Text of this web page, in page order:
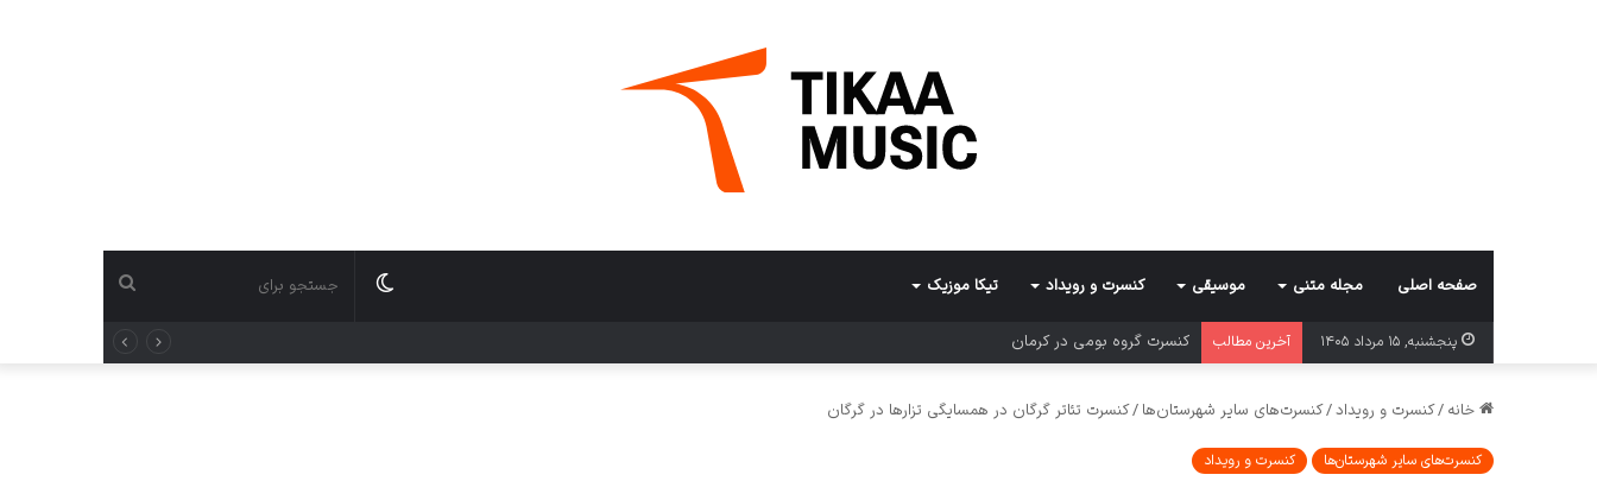
صفحه اصلی مجله متنی موسیقی کنسرت و رویداد تیکا موزیک
پنجشنبه, ۱۵ مرداد ۱۴۰۵ آخرین مطالب کنسرت گروه بومی در کرمان
خانه /کنسرت و رویداد/کنسرت‌های سایر شهرستان‌ها /کنسرت تئاتر گرگان در همسایگی تزارها در گرگان
کنسرت‌های سایر شهرستان‌ها کنسرت و رویداد